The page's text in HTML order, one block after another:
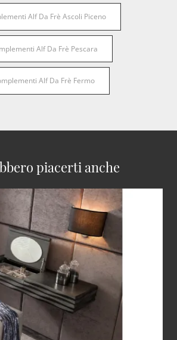
Alf Da Frè Ascoli Piceno
Alf Da Frè Pescara
Alf Da Frè Fermo
piacerti anche